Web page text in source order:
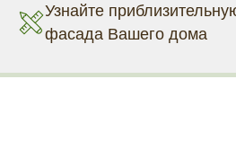
Узнайте
фасада Вашего дома